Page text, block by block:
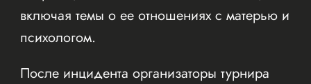
включая темы о ее отношениях с матерью и
психологом.
После инцидента организаторы турнира